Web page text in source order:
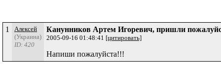
1
Алексей
(Украина)
ID: 420
Канунников Артем Игоревич, пришли
2005-09-16 01:48:41 [цитировать]
Напиши пожалуйста!!!